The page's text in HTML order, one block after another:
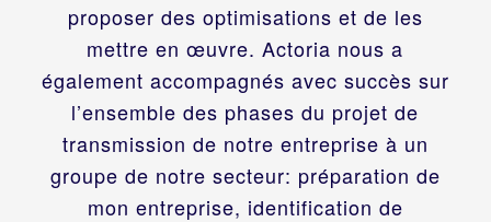
proposer des optimisations et de les
mettre en œuvre. Actoria nous a
également accompagnés avec succès sur
l’ensemble des phases du projet de
transmission de notre entreprise à un
groupe de notre secteur: préparation de
mon entreprise, identification de